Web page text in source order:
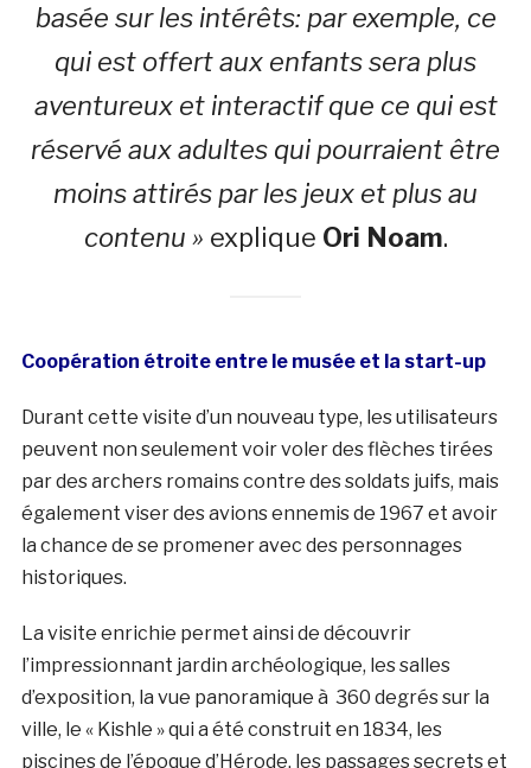
basée sur les intérêts: par exemple, ce
qui est offert aux enfants sera plus
aventureux et interactif que ce qui est
réservé aux adultes qui pourraient être
moins attirés par les jeux et plus au
contenu » explique Ori Noam.
Coopération étroite entre le musée et la start-up
Durant cette visite d’un nouveau type, les utilisateurs
peuvent non seulement voir voler des flèches tirées
par des archers romains contre des soldats juifs, mais
également viser des avions ennemis de 1967 et avoir
la chance de se promener avec des personnages
historiques.
La visite enrichie permet ainsi de découvrir
l’impressionnant jardin archéologique, les salles
d’exposition, la vue panoramique à 360 degrés sur la
ville, le « Kishle » qui a été construit en 1834, les
piscines de l’époque d’Hérode, les passages secrets et